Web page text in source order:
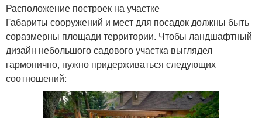
Расположение построек на участке
Габариты сооружений и мест для посадок должны быть
соразмерны площади территории. Чтобы ландшафтный
дизайн небольшого садового участка выглядел
гармонично, нужно придерживаться следующих
соотношений: